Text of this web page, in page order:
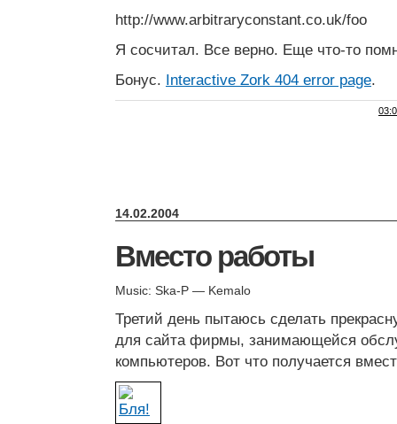
http://www.arbitraryconstant.co.uk/foo
Я сосчитал. Все верно. Еще что-то
Бонус. Interactive Zork 404 error page.
14.02.2004
Вместо работы
Music: Ska-P — Kemalo
Третий день пытаюсь сделать
для сайта фирмы, занимающейся
компьютеров. Вот что получается